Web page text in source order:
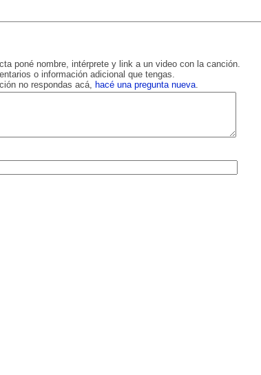
poné nombre, intérprete y link a un video con la canción.
o información adicional que tengas.
no respondas acá, hacé una pregunta nueva.